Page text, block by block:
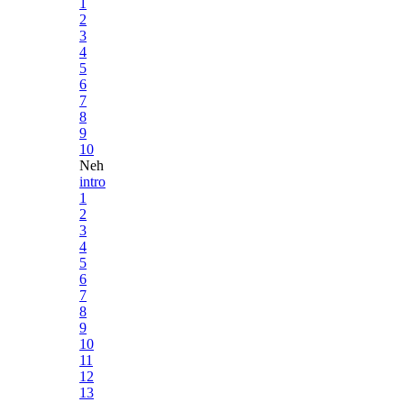
2
3
4
5
6
7
8
9
10
Neh
intro
1
2
3
4
5
6
7
8
9
10
11
12
13